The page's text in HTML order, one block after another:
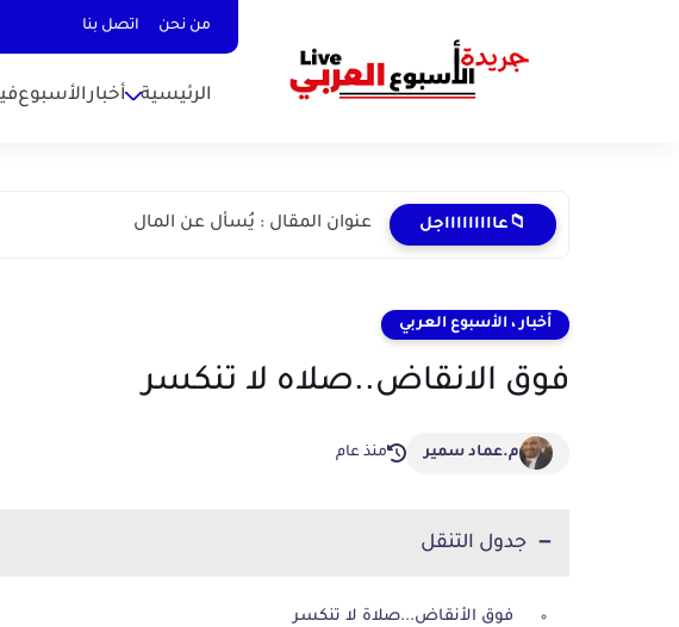
من نحن اتصل بنا
الرئيسية أخبارالأسبوع
📁عاااااااااجل عنوان المقال : يُسأل عن المال
أخبار ، الأسبوع العربي
فوق الانقاض..صلاه لا تنكسر
م.عماد سمير منذ عام
جدول التنقل
فوق الأنقاض...صلاة لا تنكسر